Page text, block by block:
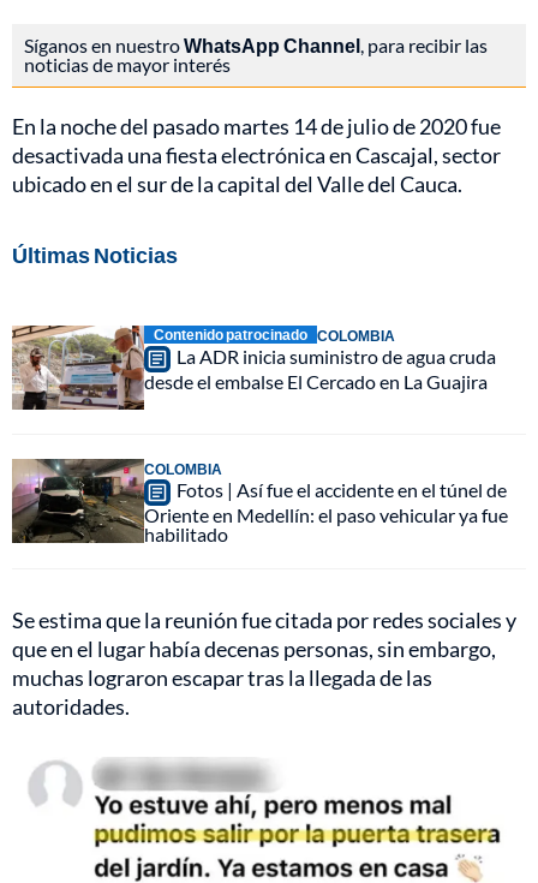
Síganos en nuestroWhatsApp Channel , para recibir las
noticias de mayor interés
En la noche del pasado martes 14 de julio de 2020 fue
desactivada una fiesta electrónica en Cascajal, sector
ubicado en el sur de la capital del Valle del Cauca.
Últimas Noticias
Contenido patrocinado COLOMBIA
La ADR inicia suministro de agua cruda
desde el embalse El Cercado en La Guajira
COLOMBIA
Fotos | Así fue el accidente en el túnel de
Oriente en Medellín: el paso vehicular ya fue
habilitado
Se estima que la reunión fue citada por redes sociales y
que en el lugar había decenas personas, sin embargo,
muchas lograron escapar tras la llegada de las
autoridades.